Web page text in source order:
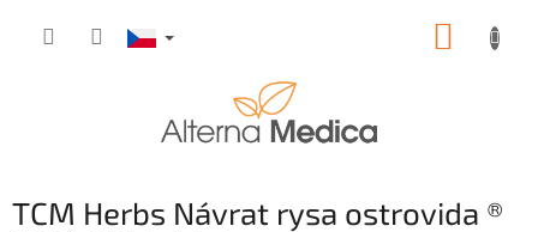
TCM Herbs Návrat rysa ostrovida ®